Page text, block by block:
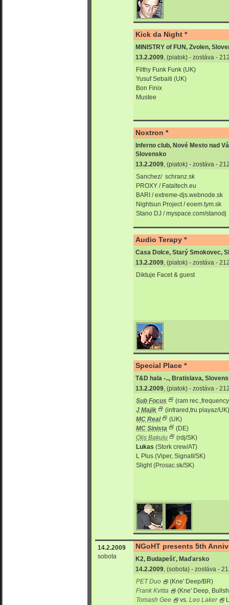
Kick da Night *
MINISTRY of FUN, Zvolen,
13.2.2009, (piatok) - zostáva -
Filthy Funk Funk (UK)
Yusuf Sebaiti (UK)
Bon Finix
Mustee
Noxtron *
Inferno club, Nové Mesto nad
Slovensko
13.2.2009, (piatok) - zostáva -
Sanchez/ schranz.sk
PROXY / Fataltech.eu
BARI / extreme-djs.webnode.sk
Nightsun Project / eoem.tym.sk
Stano DJ / myspace.com/stanodj
Audio Terapy *
Casa Dolce, Starý Smokovec,
13.2.2009, (piatok) - zostáva -
Diktuje Facet & guest
Special Place *
T&D hala -.., Bratislava,
13.2.2009, (piatok) - zostáva -
Sub Focus
(ram
J Majik
(infrared,tru playaz/UK)
MC Real
(UK)
MC Sinista
(DE)
Olis Bakulu
(rdj/SK)
Lukas (Stork crew/AT)
L Plus (Viper, SignaII/SK)
Slight (Prosac.sk/SK)
14.2.2009
sobota
NGoHT presents 5th
K2, Budapešť, Maďarsko
14.2.2009, (sobota) - zostáva -
PET Duo
(Kne' Deep/BR)
Frank Kvitta
(Kne' Deep,
Tomash Gee
vs. Leo Laker